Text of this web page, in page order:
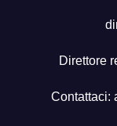
Direttore
Contattaci: